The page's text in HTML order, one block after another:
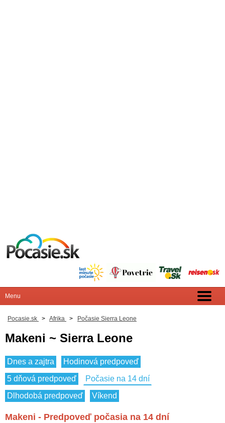
Pocasie.sk > Afrika > Počasie Sierra Leone
Makeni ~ Sierra Leone
Dnes a zajtra
Hodinová predpoveď
5 dňová predpoveď
Počasie na 14 dní
Dlhodobá predpoveď
Víkend
Makeni - Predpoveď počasia na 14 dní